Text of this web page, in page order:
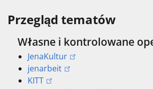
Przegląd tematów
Własne i kontrolowane
JenaKultur
jenarbeit
KITT